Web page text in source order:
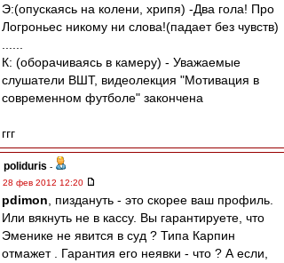
Э:(опускаясь на колени, хрипя) -Два гола! Про
Логроньес никому ни слова!(падает без чувств)
К: (оборачиваясь в камеру) - Уважаемые
слушатели ВШТ, видеолекция "Мотивация в
современном футболе" закончена
ггг
poliduris -
28 фев 2012 12:20
pdimon , пиздануть - это скорее ваш профиль.
Или вякнуть не в кассу. Вы гарантируете, что
Эменике не явится в суд ? Типа Карпин
отмажет . Гарантия его неявки - что ? А если,